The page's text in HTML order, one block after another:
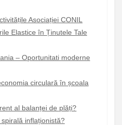
Asociației CONIL
Elastice în Ținutele Tale
– Oportunitati moderne
circulară în școala
al balanței de plăți?
inflaționistă?